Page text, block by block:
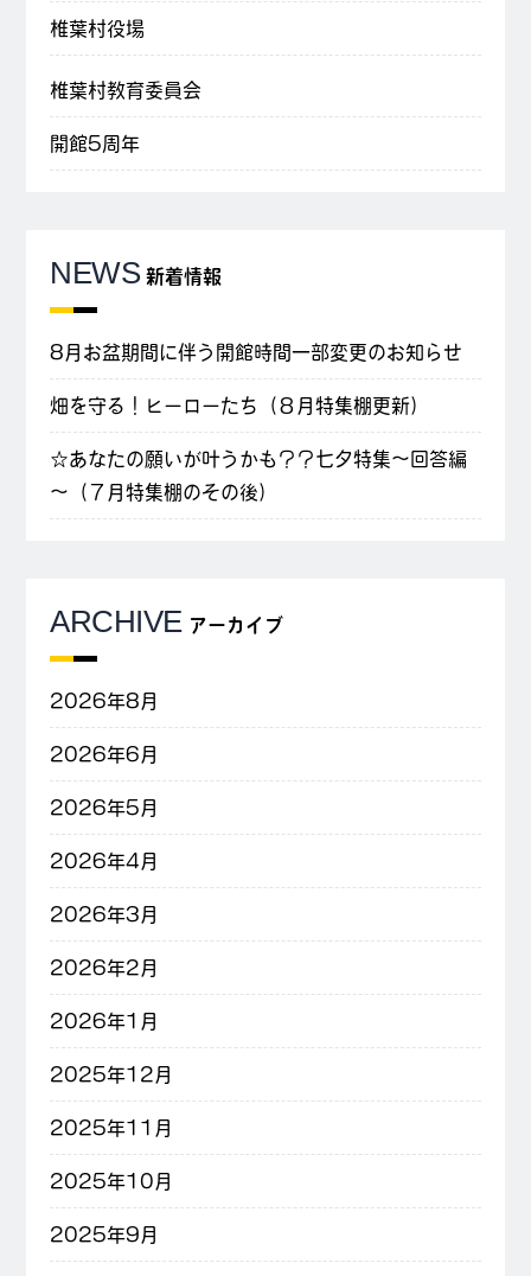
椎葉村役場
椎葉村教育委員会
開館5周年
NEWS 新着情報
8月お盆期間に伴う開館時間一部変更のお知らせ
畑を守る！ヒーローたち（８月特集棚更新）
☆あなたの願いが叶うかも？？七夕特集～回答編
～（７月特集棚のその後）
ARCHIVE アーカイブ
2026年8月
2026年6月
2026年5月
2026年4月
2026年3月
2026年2月
2026年1月
2025年12月
2025年11月
2025年10月
2025年9月